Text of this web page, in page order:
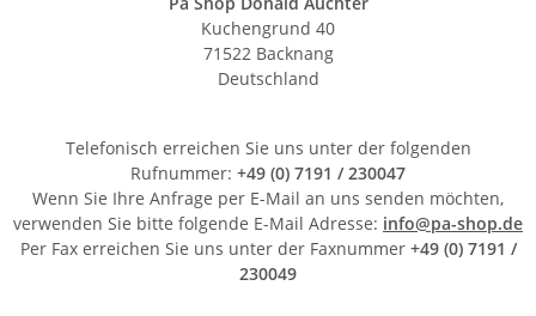
Kuchengrund 40
71522 Backnang
Deutschland
Telefonisch erreichen Sie uns unter der folgenden
Rufnummer: +49 (0) 7191 / 230047
Wenn Sie Ihre Anfrage per E-Mail an uns senden möchten,
verwenden Sie bitte folgende E-Mail Adresse: info@pa-shop.de
Per Fax erreichen Sie uns unter der Faxnummer+49 (0) 7191 /
230049